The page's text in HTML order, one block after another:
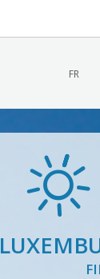
FR